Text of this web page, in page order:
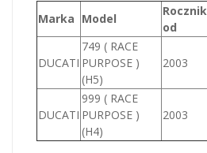
Marka Model
Rocznik
od
DUCATI
749 ( RACE
PURPOSE )
(H5)
2003
DUCATI
999 ( RACE
PURPOSE )
(H4)
2003